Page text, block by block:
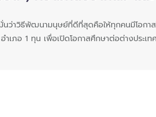
ว่าวิธีพัฒนามนุษย์ที่ดีที่สุดคือให้ทุกคนมีโอกา
ำเภอ 1 ทุน เพื่อเปิดโอกาสศึกษาต่อต่างประเ